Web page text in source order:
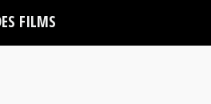
FILMS